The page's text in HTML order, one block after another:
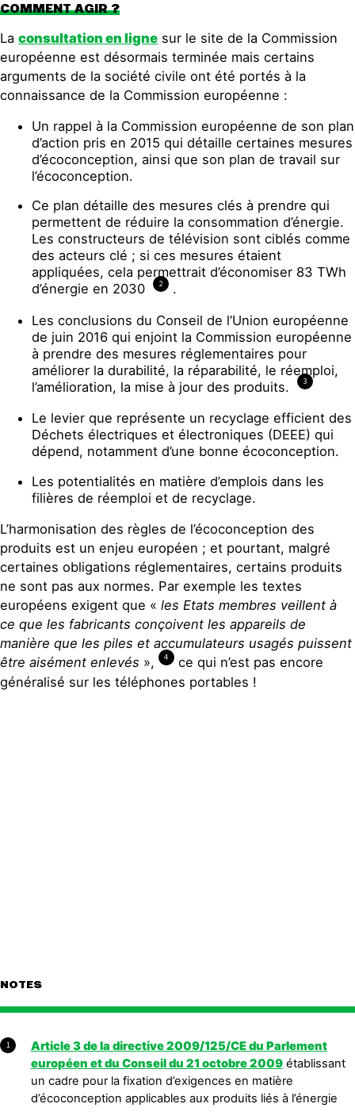
COMMENT AGIR ?
La consultation en ligne sur le site de la Commission
européenne est désormais terminée mais certains
arguments de la société civile ont été portés à la
connaissance de la Commission européenne :
Un rappel à la Commission européenne de son plan
d’action pris en 2015 qui détaille certaines mesures
d’écoconception, ainsi que son plan de travail sur
l’écoconception.
Ce plan détaille des mesures clés à prendre qui
permettent de réduire la consommation d’énergie.
Les constructeurs de télévision sont ciblés comme
des acteurs clé ; si ces mesures étaient
appliquées, cela permettrait d’économiser 83 TWh
d’énergie en 2030
2
.
Les conclusions du Conseil de l’Union européenne
de juin 2016 qui enjoint la Commission européenne
à prendre des mesures réglementaires pour
améliorer la durabilité, la réparabilité, le réemploi,
l’amélioration, la mise à jour des produits.
3
Le levier que représente un recyclage efficient des
Déchets électriques et électroniques (DEEE) qui
dépend, notamment d’une bonne écoconception.
Les potentialités en matière d’emplois dans les
filières de réemploi et de recyclage.
L’harmonisation des règles de l’écoconception des
produits est un enjeu européen ; et pourtant, malgré
certaines obligations réglementaires, certains produits
ne sont pas aux normes. Par exemple les textes
européens exigent que « les Etats membres veillent à
ce que les fabricants conçoivent les appareils de
manière que les piles et accumulateurs usagés puissent
être aisément enlevés », 4
ce qui n’est pas encore
généralisé sur les téléphones portables !
NOTES
1
Article 3 de la directive 2009/125/CE du Parlement
européen et du Conseil du 21 octobre 2009établissant
un cadre pour la fixation d’exigences en matière
d’écoconception applicables aux produits liés à l’énergie